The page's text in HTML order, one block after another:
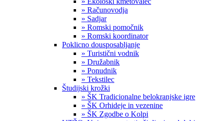
» Računovodja
» Sadjar
» Romski pomočnik
» Romski koordinator
Poklicno dousposabljanje
» Turistični vodnik
» Družabnik
» Ponudnik
» Tekstilec
Študijski krožki
» ŠK Tradicionalne belokranjske igre
» ŠK Orhideje in vezenine
» ŠK Zgodbe o Kolpi